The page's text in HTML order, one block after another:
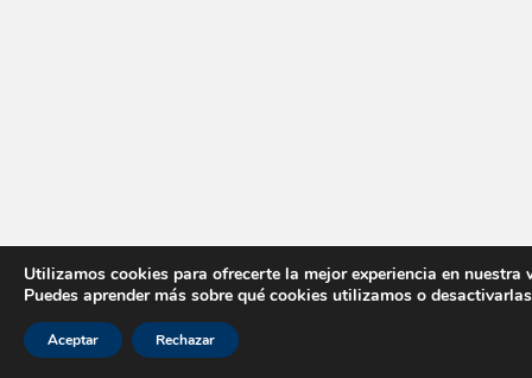
Utilizamos cookies para ofrecerte la mejor experiencia en nuestra
Puedes aprender más sobre qué cookies utilizamos o
Aceptar Rechazar